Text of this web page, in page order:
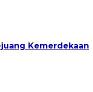
Kemerdekaan